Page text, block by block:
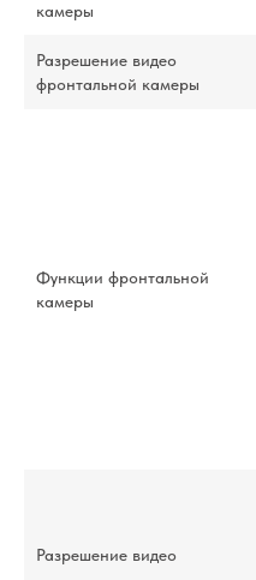
камеры
Разрешение видео
фронтальной камеры
Функции фронтальной
камеры
Разрешение видео